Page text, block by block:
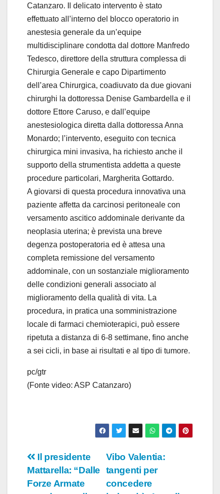
d
e
o
Catanzaro. Il delicato intervento è stato
effettuato all’interno del blocco operatorio in
anestesia generale da un’equipe
multidisciplinare condotta dal dottore Manfredo
Tedesco, direttore della struttura complessa di
Chirurgia Generale e capo Dipartimento
dell’area Chirurgica, coadiuvato da due giovani
chirurghi la dottoressa Denise Gambardella e il
dottore Ettore Caruso, e dall’equipe
anestesiologica diretta dalla dottoressa Anna
Monardo; l’intervento, eseguito con tecnica
chirurgica mini invasiva, ha richiesto anche il
supporto della strumentista addetta a queste
procedure particolari, Margherita Gottardo.
A giovarsi di questa procedura innovativa una
paziente affetta da carcinosi peritoneale con
versamento ascitico addominale derivante da
neoplasia uterina; è prevista una breve
degenza postoperatoria ed è attesa una
completa remissione del versamento
addominale, con un sostanziale miglioramento
delle condizioni generali associato al
miglioramento della qualità di vita. La
procedura, in pratica una somministrazione
locale di farmaci chemioterapici, può essere
ripetuta a distanza di 6-8 settimane, fino anche
a sei cicli, in base ai risultati e al tipo di tumore.
pc/gtr
(Fonte video: ASP Catanzaro)
Navigazione
articoli
Vibo Valentia:
tangenti per
concedere
Il presidente
Mattarella: “Dalle
Forze Armate